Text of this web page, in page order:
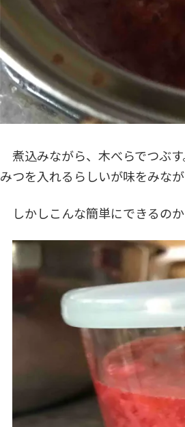
煮込みながら、木べらでつぶ
みつを入れるらしいが味をみな
しかしこんな簡単にできるの